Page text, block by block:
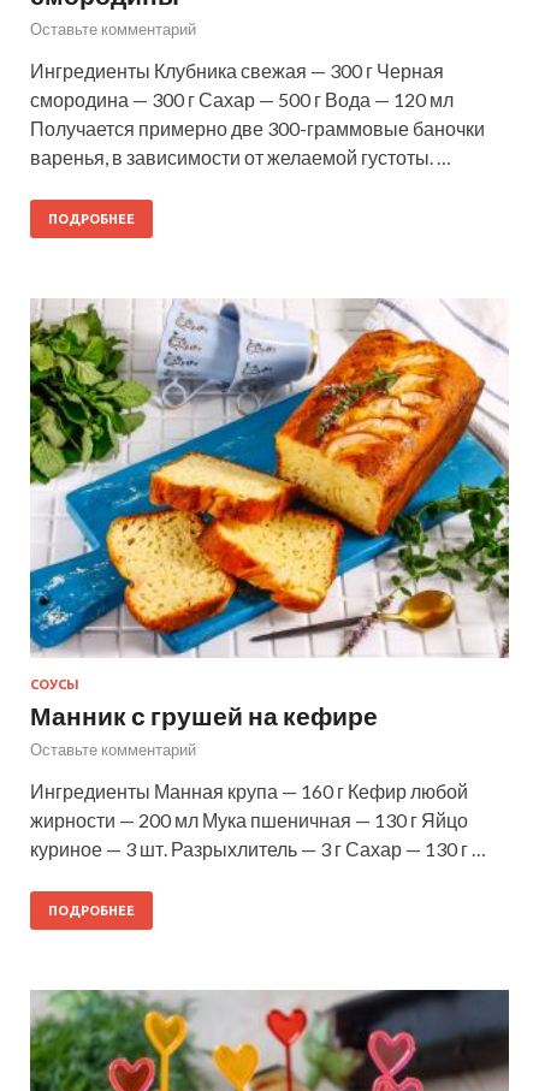
Оставьте комментарий
Ингредиенты Клубника свежая — 300 г Черная
смородина — 300 г Сахар — 500 г Вода — 120 мл
Получается примерно две 300-граммовые баночки
варенья, в зависимости от желаемой густоты. …
ПОДРОБНЕЕ
СОУСЫ
Манник с грушей на кефире
Оставьте комментарий
Ингредиенты Манная крупа — 160 г Кефир любой
жирности — 200 мл Мука пшеничная — 130 г Яйцо
куриное — 3 шт. Разрыхлитель — 3 г Сахар — 130 г …
ПОДРОБНЕЕ